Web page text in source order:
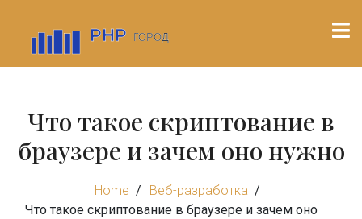
Что такое скриптование в
браузере и зачем оно нужно
Home
Веб-разработка
Что такое скриптование в браузере и зачем оно